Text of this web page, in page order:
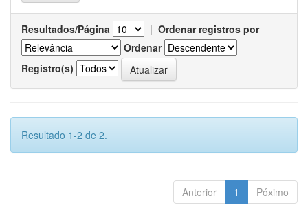
Resultados/Página | Ordenar registros por
Ordenar
Registro(s)
Resultado 1-2 de 2.
Anterior 1 Póximo